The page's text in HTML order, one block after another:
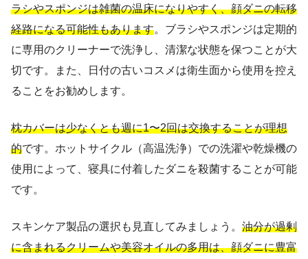
ラシやスポンジは雑菌の温床になりやすく、顔ダニの転移
経路になる可能性もあります。ブラシやスポンジは定期的
に専用のクリーナーで洗浄し、清潔な状態を保つことが大
切です。また、日付の古いコスメは衛生面から使用を控え
ることをお勧めします。
枕カバーは少なくとも週に1〜2回は交換することが理想
的です。ホットサイクル（高温洗浄）での洗濯や乾燥機の
使用によって、寝具に付着したダニを殺菌することが可能
です。
スキンケア製品の選択も見直してみましょう。 油分が過剰
に含まれるクリームや美容オイルの多用は、顔ダニに豊富